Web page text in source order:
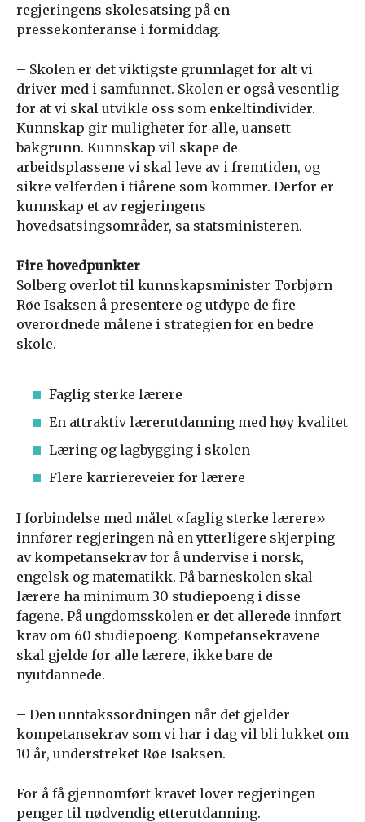
regjeringens skolesatsing på en
pressekonferanse i formiddag.
– Skolen er det viktigste grunnlaget for alt vi
driver med i samfunnet. Skolen er også vesentlig
for at vi skal utvikle oss som enkeltindivider.
Kunnskap gir muligheter for alle, uansett
bakgrunn. Kunnskap vil skape de
arbeidsplassene vi skal leve av i fremtiden, og
sikre velferden i tiårene som kommer. Derfor er
kunnskap et av regjeringens
hovedsatsingsområder, sa statsministeren.
Fire hovedpunkter
Solberg overlot til kunnskapsminister Torbjørn
Røe Isaksen å presentere og utdype de fire
overordnede målene i strategien for en bedre
skole.
Faglig sterke lærere
En attraktiv lærerutdanning med høy kvalitet
Læring og lagbygging i skolen
Flere karriereveier for lærere
I forbindelse med målet «faglig sterke lærere»
innfører regjeringen nå en ytterligere skjerping
av kompetansekrav for å undervise i norsk,
engelsk og matematikk. På barneskolen skal
lærere ha minimum 30 studiepoeng i disse
fagene. På ungdomsskolen er det allerede innført
krav om 60 studiepoeng. Kompetansekravene
skal gjelde for alle lærere, ikke bare de
nyutdannede.
– Den unntakssordningen når det gjelder
kompetansekrav som vi har i dag vil bli lukket om
10 år, understreket Røe Isaksen.
For å få gjennomført kravet lover regjeringen
penger til nødvendig etterutdanning.